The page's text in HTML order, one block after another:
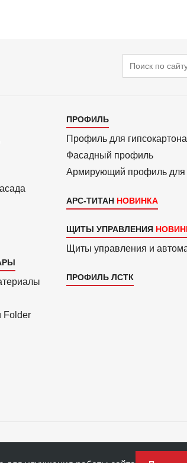
Поиск
Folder
Каталог
3
ПРОФИЛЬ
Профиль для гипсо­картона
Фасадный профиль
Армиру­ю­щий профиль
АРС-ТИТАН
ЩИТЫ УПРАВЛЕНИЯ
Щиты управления и
ПРОФИЛЬ ЛСТК